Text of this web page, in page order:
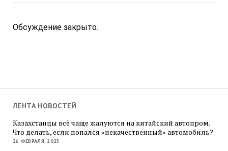
Обсуждение закрыто.
ЛЕНТА НОВОСТЕЙ
Казахстанцы всё чаще жалуются на китайский автопром.
Что делать, если попался «некачественный» автомобиль?
26 ФЕВРАЛЯ, 2025